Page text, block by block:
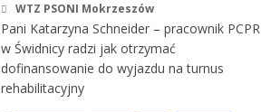
WTZ PSONI Mokrzeszów
Pani Katarzyna Schneider – pracownik PCPR
w Świdnicy radzi jak otrzymać
dofinansowanie do wyjazdu na turnus
rehabilitacyjny